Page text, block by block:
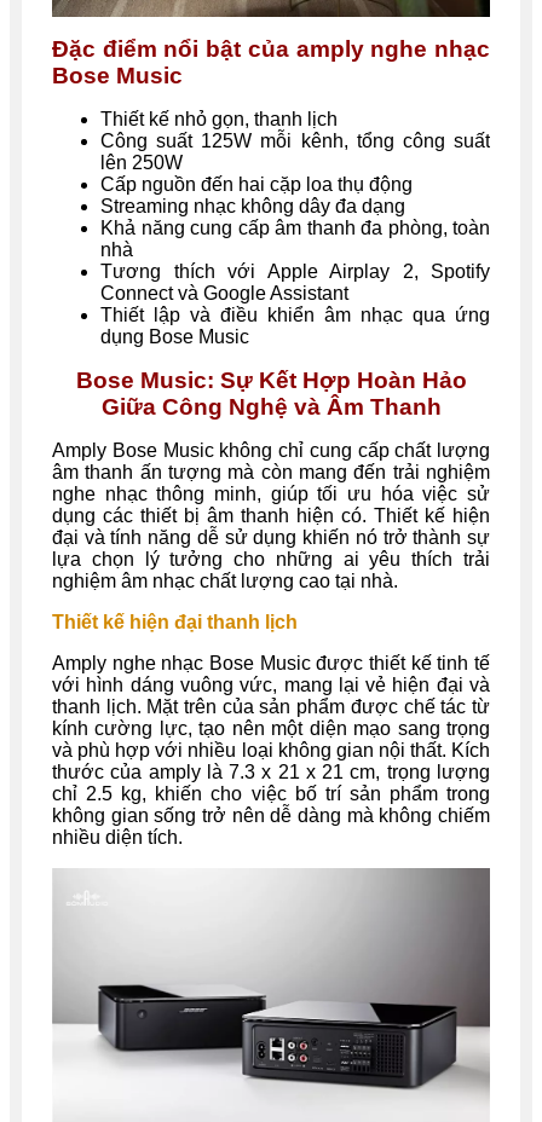
Đặc điểm nổi bật của amply nghe nhạc
Bose Music
Thiết kế nhỏ gọn, thanh lịch
Công suất 125W mỗi kênh, tổng công suất
lên 250W
Cấp nguồn đến hai cặp loa thụ động
Streaming nhạc không dây đa dạng
Khả năng cung cấp âm thanh đa phòng, toàn
nhà
Tương thích với Apple Airplay 2, Spotify
Connect và Google Assistant
Thiết lập và điều khiển âm nhạc qua ứng
dụng Bose Music
Bose Music: Sự Kết Hợp Hoàn Hảo
Giữa Công Nghệ và Âm Thanh
Amply Bose Music không chỉ cung cấp chất lượng
âm thanh ấn tượng mà còn mang đến trải nghiệm
nghe nhạc thông minh, giúp tối ưu hóa việc sử
dụng các thiết bị âm thanh hiện có. Thiết kế hiện
đại và tính năng dễ sử dụng khiến nó trở thành sự
lựa chọn lý tưởng cho những ai yêu thích trải
nghiệm âm nhạc chất lượng cao tại nhà.
Thiết kế hiện đại thanh lịch
Amply nghe nhạc Bose Music được thiết kế tinh tế
với hình dáng vuông vức, mang lại vẻ hiện đại và
thanh lịch. Mặt trên của sản phẩm được chế tác từ
kính cường lực, tạo nên một diện mạo sang trọng
và phù hợp với nhiều loại không gian nội thất. Kích
thước của amply là 7.3 x 21 x 21 cm, trọng lượng
chỉ 2.5 kg, khiến cho việc bố trí sản phẩm trong
không gian sống trở nên dễ dàng mà không chiếm
nhiều diện tích.